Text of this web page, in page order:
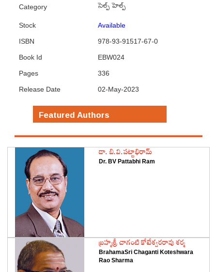
Category సెల్ప్ హెల్ప్
Stock Available
ISBN 978-93-91517-67-0
Book Id EBW024
Pages 336
Release Date 02-May-2023
Featured Authors
డా. బి.వి.పట్టాభిరామ్
Dr. BV Pattabhi Ram
‌బ్రహ్మశ్రీ చాగంటి కోటేశ్వరరావు శర్మ
BrahamaSri Chaganti Koteshwara
Rao Sharma